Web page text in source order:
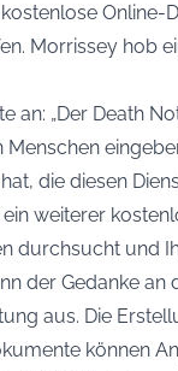
Online-
Morrissey hob
an: „Der Death
Menschen
die diesen
ein weiterer
durchsucht und
der Gedanke an
aus. Die
können